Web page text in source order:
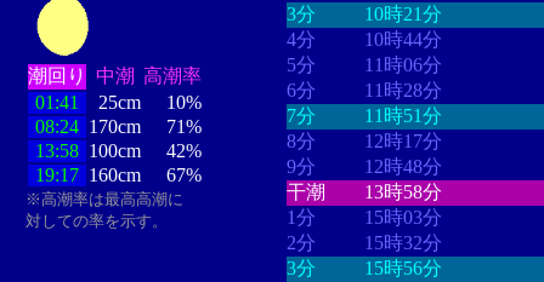
潮回り 中潮 高潮率
01:41
25cm
10%
08:24 170cm
71%
13:58 100cm
42%
19:17 160cm 67%
※高潮率は最高高潮に
対しての率を示す。
3分
10時21分
4分
10時44分
5分
11時06分
6分
11時28分
7分
11時51分
8分
12時17分
9分
12時48分
干潮
13時58分
1分
15時03分
2分
15時32分
3分
15時56分